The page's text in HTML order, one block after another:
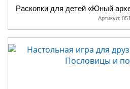
Раскопки для детей «Юный
Артикул: